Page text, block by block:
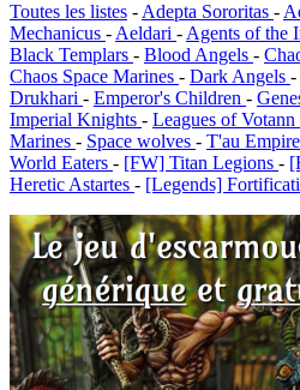
Toutes les listes -Adepta Sororitas -
Mechanicus -Aeldari -Agents of the
Black Templars - Blood Angels -
Chaos Space Marines - Dark Angels -
Drukhari - Emperor's Children -
Imperial Knights - Leagues of Votann
Marines - Space wolves - T'au Empire
World Eaters - [FW] Titan Legions -
Heretic Astartes - [Legends]